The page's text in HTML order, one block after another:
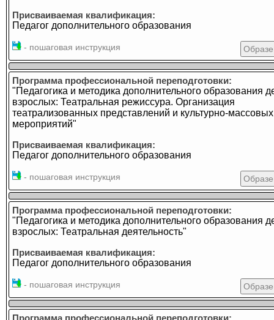
Присваиваемая квалификация:
Педагог дополнительного образования
- пошаговая инструкция
Программа профессиональной переподготовки:
"Педагогика и методика дополнительного образования
взрослых: Театральная режиссура. Организация
театрализованных представлений и культурно-массовых
мероприятий"
Присваиваемая квалификация:
Педагог дополнительного образования
- пошаговая инструкция
Программа профессиональной переподготовки:
"Педагогика и методика дополнительного образования
взрослых: Театральная деятельность"
Присваиваемая квалификация:
Педагог дополнительного образования
- пошаговая инструкция
Программа профессиональной переподготовки: